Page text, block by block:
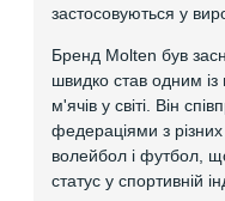
застосовуються у
Бренд Molten був
швидко став одним із
м'ячів у світі. Він
федераціями з
волейбол і футбол,
статус у спортивній